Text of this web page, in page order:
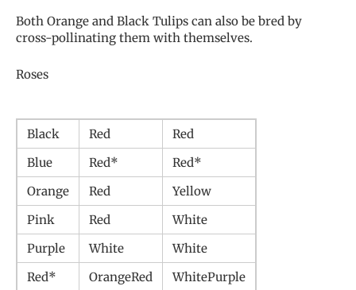
Both Orange and Black Tulips can also be bred by
cross-pollinating them with themselves.
Roses
Black Red
Red
Blue
Red*
Red*
Orange
Red
Yellow
Pink
Red
White
Purple
White
White
Red*
OrangeRed WhitePurple